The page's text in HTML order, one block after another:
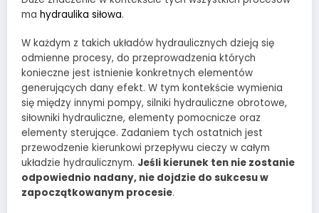
ma hydraulika siłowa.
W każdym z takich układów hydraulicznych dzieją się
odmienne procesy, do przeprowadzenia których
konieczne jest istnienie konkretnych elementów
generujących dany efekt. W tym kontekście wymienia
się między innymi pompy, silniki hydrauliczne obrotowe,
siłowniki hydrauliczne, elementy pomocnicze oraz
elementy sterujące. Zadaniem tych ostatnich jest
przewodzenie kierunkowi przepływu cieczy w całym
układzie hydraulicznym. Jeśli kierunek ten nie zostanie
odpowiednio nadany, nie dojdzie do sukcesu w
zapoczątkowanym procesie.